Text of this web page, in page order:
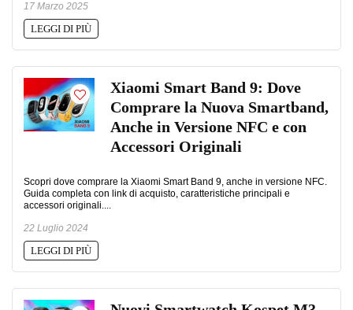
17 Marzo 2025
LEGGI DI PIÙ
Xiaomi Smart Band 9: Dove
Comprare la Nuova Smartband,
Anche in Versione NFC e con
Accessori Originali
Scopri dove comprare la Xiaomi Smart Band 9, anche in versione NFC.
Guida completa con link di acquisto, caratteristiche principali e
accessori originali....
22 Luglio 2024
LEGGI DI PIÙ